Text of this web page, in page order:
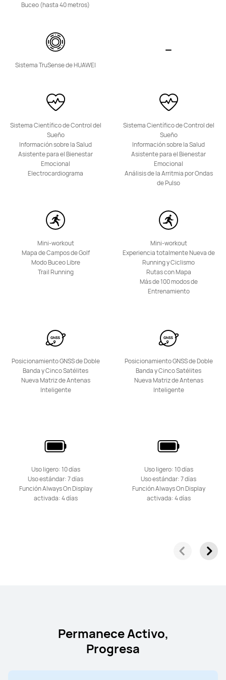
Band Series
HUAWEI Band 11 Pro
PVPR:74,90 €
Comprar
HUAWEI Band 11
PVPR:54,90 €
Descubre más Comprar
Desde 49,00 €
Notificarme
Buceo (hasta 40 metros)
Sistema TruSense de HUAWEI
Sistema Científico de Control del
Sueño
Información sobre la Salud
Asistente para el Bienestar
Emocional
Electrocardiograma
Mini-workout
Mapa de Campos de Golf
Modo Buceo Libre
Trail Running
Posicionamiento GNSS de Doble
Banda y Cinco Satélites
Nueva Matriz de Antenas
Inteligente
Uso ligero: 10 días
Uso estándar: 7 días
Función Always On Display
activada: 4 días
Sistema Científico de Control del
Sueño
Información sobre la Salud
Asistente para el Bienestar
Emocional
Análisis de la Arritmia por Ondas
de Pulso
Mini-workout
Experiencia totalmente Nueva de
Running y Ciclismo
Rutas con Mapa
Más de 100 modos de
Entrenamiento
Posicionamiento GNSS de Doble
Banda y Cinco Satélites
Nueva Matriz de Antenas
Inteligente
Uso ligero: 10 días
Uso estándar: 7 días
Función Always On Display
activada: 4 días
Permanece Activo,
Progresa